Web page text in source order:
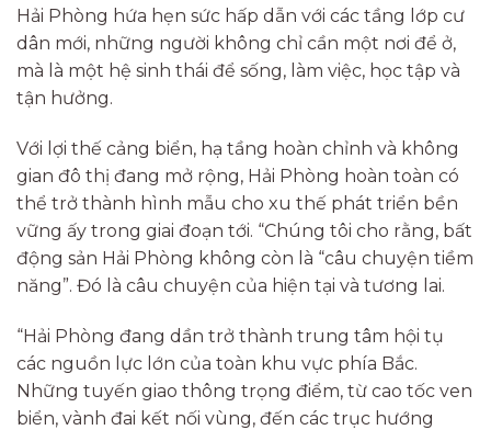
Hải Phòng hứa hẹn sức hấp dẫn với các tầng lớp cư
dân mới, những người không chỉ cần một nơi để ở,
mà là một hệ sinh thái để sống, làm việc, học tập và
tận hưởng.
Với lợi thế cảng biển, hạ tầng hoàn chỉnh và không
gian đô thị đang mở rộng, Hải Phòng hoàn toàn có
thể trở thành hình mẫu cho xu thế phát triển bền
vững ấy trong giai đoạn tới. “Chúng tôi cho rằng, bất
động sản Hải Phòng không còn là “câu chuyện tiềm
năng”. Đó là câu chuyện của hiện tại và tương lai.
“Hải Phòng đang dần trở thành trung tâm hội tụ
các nguồn lực lớn của toàn khu vực phía Bắc.
Những tuyến giao thông trọng điểm, từ cao tốc ven
biển, vành đai kết nối vùng, đến các trục hướng